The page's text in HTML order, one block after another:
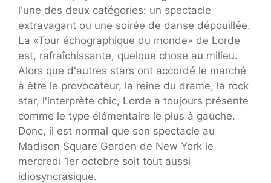
l'une des deux catégories: un spectacle
extravagant ou une soirée de danse dépouillée.
La «Tour échographique du monde» de Lorde
est, rafraîchissante, quelque chose au milieu.
Alors que d'autres stars ont accordé le marché
à être le provocateur, la reine du drame, la rock
star, l'interprète chic, Lorde a toujours présenté
comme le type élémentaire le plus à gauche.
Donc, il est normal que son spectacle au
Madison Square Garden de New York le
mercredi 1er octobre soit tout aussi
idiosyncrasique.